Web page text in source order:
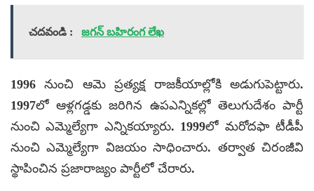
చదవండి : జగన్ బహిరంగ లేఖ
1996 నుంచి ఆమె ప్రత్యక్ష రాజకీయాల్లోకి అడుగుపెట్టారు.
1997లో ఆళ్లగడ్డకు జరిగిన ఉపఎన్నికల్లో తెలుగుదేశం పార్టీ
నుంచి ఎమ్మెల్యేగా ఎన్నికయ్యారు. 1999లో మరోదఫా టీడీపీ
నుంచి ఎమ్మెల్యేగా విజయం సాధించారు. తర్వాత చిరంజీవి
స్థాపించిన ప్రజారాజ్యం పార్టీలో చేరారు.